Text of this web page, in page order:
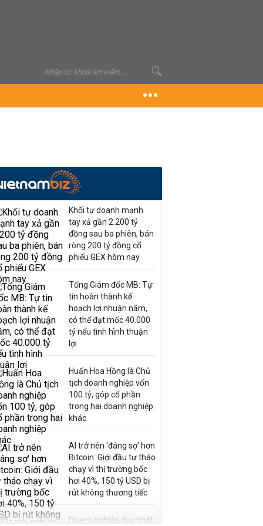
Khối tự doanh mạnh
tay xả gần 2.200 tỷ
đồng sau ba phiên, bán
ròng 200 tỷ đồng cổ
phiếu GEX hôm nay
Tổng Giám đốc MB: Tự
tin hoàn thành kế
hoạch lợi nhuận năm,
có thể đạt mốc 40.000
tỷ nếu tình hình thuận
lợi
Huấn Hoa Hồng là Chủ
tịch doanh nghiệp vốn
100 tỷ, góp cổ phần
trong hai doanh nghiệp
khác
AI trở nên 'đáng sợ' hơn
Bitcoin: Giới đầu tư tháo
chạy vì thị trường bốc
hơi 40%, 150 tỷ USD bị
rút không thương tiếc
Doanh nghiệp duy nhất